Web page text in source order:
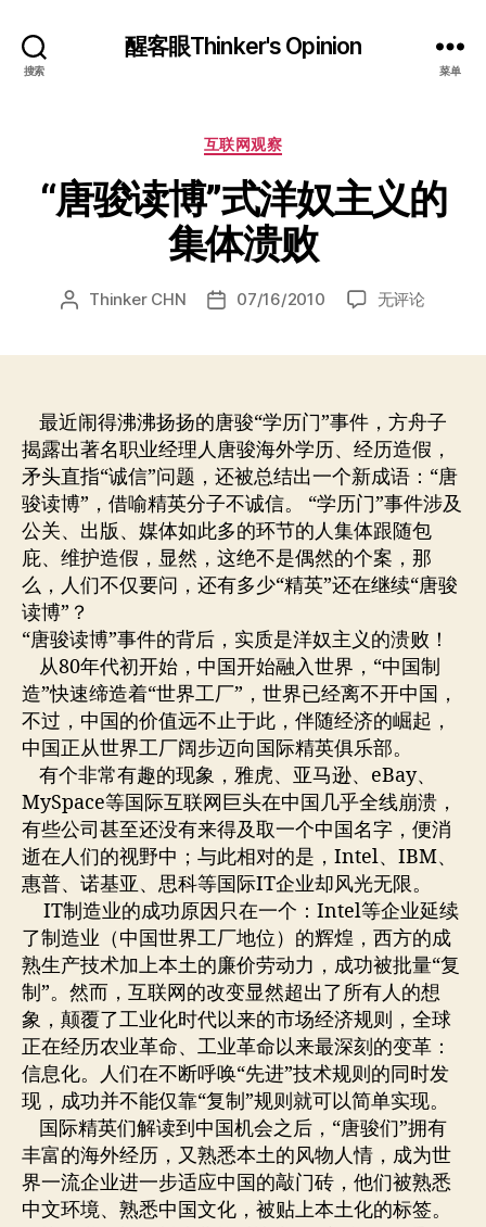
搜索
醒客眼Thinker's Opinion
菜单
分
互联网观察
“唐骏读博”式洋奴主义的
集体溃败
文 Thinker CHN
发 07/16/2010
“唐
洋
奴
主
义
的
集
体
溃
无评论
最近闹得沸沸扬扬的唐骏“学历门”事件，方舟子
揭露出著名职业经理人唐骏海外学历、经历造假，
矛头直指“诚信”问题，还被总结出一个新成语：“唐
骏读博”，借喻精英分子不诚信。 “学历门”事件涉及
公关、出版、媒体如此多的环节的人集体跟随包
庇、维护造假，显然，这绝不是偶然的个案，那
么，人们不仅要问，还有多少“精英”还在继续“唐骏
读博”？
“唐骏读博”事件的背后，实质是洋奴主义的溃败！
从80年代初开始，中国开始融入世界，“中国制
造”快速缔造着“世界工厂”，世界已经离不开中国，
不过，中国的价值远不止于此，伴随经济的崛起，
中国正从世界工厂阔步迈向国际精英俱乐部。
有个非常有趣的现象，雅虎、亚马逊、eBay、
MySpace等国际互联网巨头在中国几乎全线崩溃，
有些公司甚至还没有来得及取一个中国名字，便消
逝在人们的视野中；与此相对的是，Intel、IBM、
惠普、诺基亚、思科等国际IT企业却风光无限。
IT制造业的成功原因只在一个：Intel等企业延续
了制造业（中国世界工厂地位）的辉煌，西方的成
熟生产技术加上本土的廉价劳动力，成功被批量“复
制”。然而，互联网的改变显然超出了所有人的想
象，颠覆了工业化时代以来的市场经济规则，全球
正在经历农业革命、工业革命以来最深刻的变革：
信息化。人们在不断呼唤“先进”技术规则的同时发
现，成功并不能仅靠“复制”规则就可以简单实现。
国际精英们解读到中国机会之后，“唐骏们”拥有
丰富的海外经历，又熟悉本土的风物人情，成为世
界一流企业进一步适应中国的敲门砖，他们被熟悉
中文环境、熟悉中国文化，被贴上本土化的标签。